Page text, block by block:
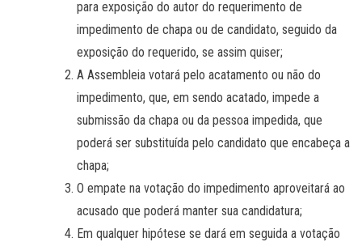
para exposição do autor do requerimento de
impedimento de chapa ou de candidato, seguido da
exposição do requerido, se assim quiser;
A Assembleia votará pelo acatamento ou não do
impedimento, que, em sendo acatado, impede a
submissão da chapa ou da pessoa impedida, que
poderá ser substituída pelo candidato que encabeça a
chapa;
O empate na votação do impedimento aproveitará ao
acusado que poderá manter sua candidatura;
Em qualquer hipótese se dará em seguida a votação